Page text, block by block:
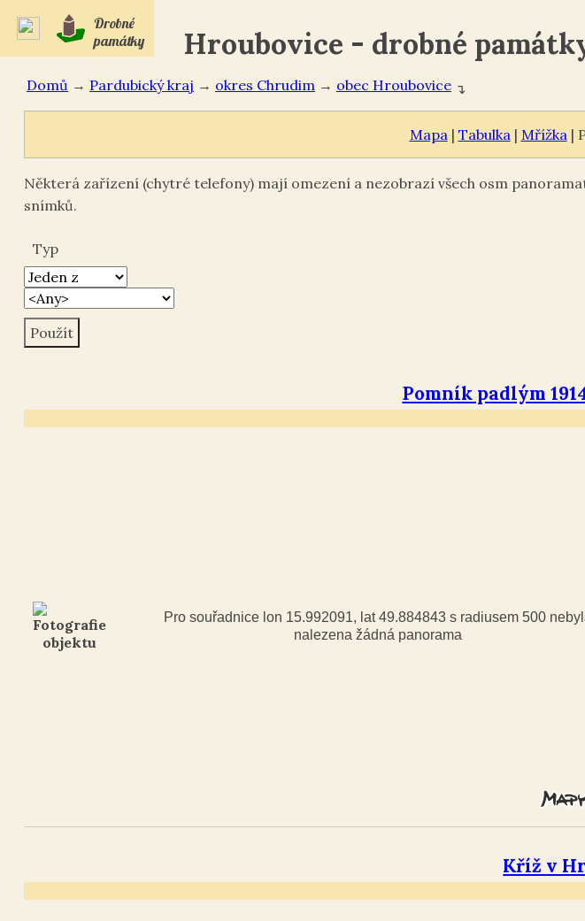
Drobné
památky
Hroubovice - drobné
Domů → Pardubický kraj → okres Chrudim → Hroubovice ↴
Mapa | Tabulka | Mřížka |
Některá zařízení (chytré telefony) mají omezení a nezobrazí všech osm
snímků.
Typ
Pomník padlým
Pro souřadnice lon 15.992091, lat 49.884843 s radiusem 500
nalezena žádná panorama
Kříž v